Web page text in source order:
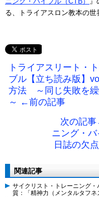
る、トライアスロン教本の
トライアスリート・
ブル【立ち読み版】
方法 ～同じ失敗を繰
～ ←前の記事
次の記
ニング・
日誌の欠
関連記事
サイクリスト・トレーニング
質：「精神力（メンタルタフ